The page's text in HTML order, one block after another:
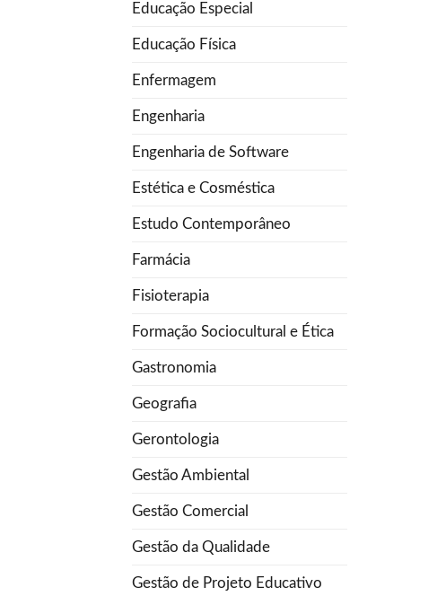
Educação Especial
Educação Física
Enfermagem
Engenharia
Engenharia de Software
Estética e Cosméstica
Estudo Contemporâneo
Farmácia
Fisioterapia
Formação Sociocultural e Ética
Gastronomia
Geografia
Gerontologia
Gestão Ambiental
Gestão Comercial
Gestão da Qualidade
Gestão de Projeto Educativo